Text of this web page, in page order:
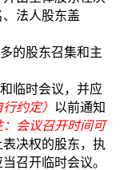
法人股东盖
的股东召集和主
临时会议，并应
约定） 以前通知
：会议召开时间可
决权的股东，执
召开临时会议。